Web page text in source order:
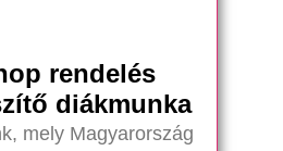
rendelés
diákmunka
mely Magyarország